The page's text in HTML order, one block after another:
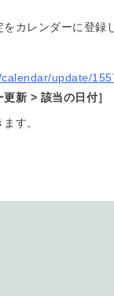
カレンダーに登録
update/
新 > 該当の日付］
す。